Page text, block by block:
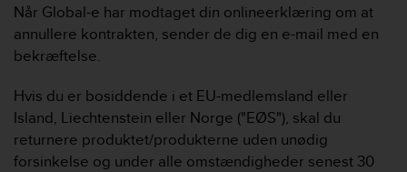
Når Global-e har modtaget din onlineerklæring om at
annullere kontrakten, sender de dig en e-mail med en
bekræftelse.
Hvis du er bosiddende i et EU-medlemsland eller
Island, Liechtenstein eller Norge ("EØS"), skal du
returnere produktet/produkterne uden unødig
forsinkelse og under alle omstændigheder senest 30